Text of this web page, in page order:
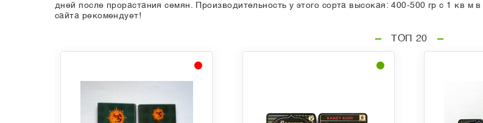
дней после прорастания семян. Производительность у этого сорта высокая: 400-500 гр с 1 кв м
сайта рекомендует!
ТОП 20